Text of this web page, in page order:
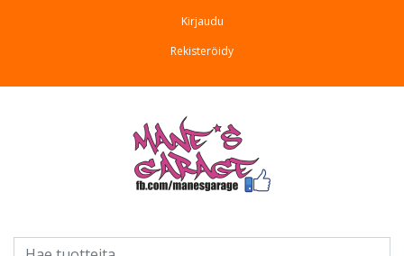
Kirjaudu
Rekisteröidy